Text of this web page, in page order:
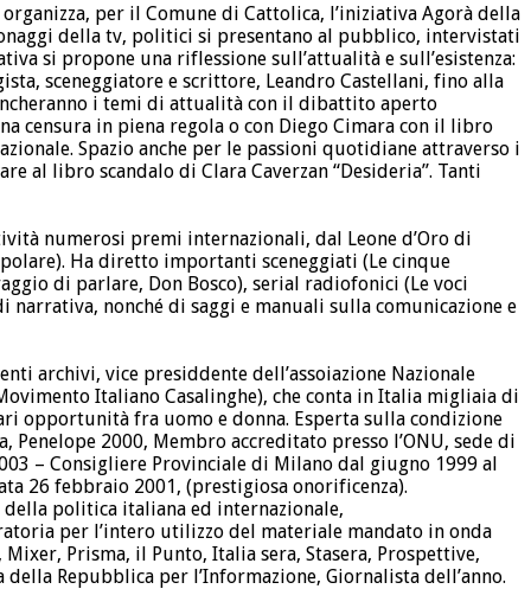
per il Comune di Cattolica, l’iniziativa Agorà della
della tv, politici si presentano al pubblico, intervistati
si propone una riflessione sull’attualità e sull’esistenza:
sceneggiatore e scrittore, Leandro Castellani, fino alla
i temi di attualità con il dibattito aperto
censura in piena regola o con Diego Cimara con il libro
Spazio anche per le passioni quotidiane attraverso i
al libro scandalo di Clara Caverzan “Desideria”. Tanti
numerosi premi internazionali, dal Leone d’Oro di
Ha diretto importanti sceneggiati (Le cinque
di parlare, Don Bosco), serial radiofonici (Le voci
nonché di saggi e manuali sulla comunicazione e
archivi, vice presiddente dell’assoiazione Nazionale
Italiano Casalinghe), che conta in Italia migliaia di
opportunità fra uomo e donna. Esperta sulla condizione
2000, Membro accreditato presso l’ONU, sede di
– Consigliere Provinciale di Milano dal giugno 1999 al
26 febbraio 2001, (prestigiosa onorificenza).
della politica italiana ed internazionale,
per l’intero utilizzo del materiale mandato in onda
Prisma, il Punto, Italia sera, Stasera, Prospettive,
Repubblica per l’Informazione, Giornalista dell’anno.